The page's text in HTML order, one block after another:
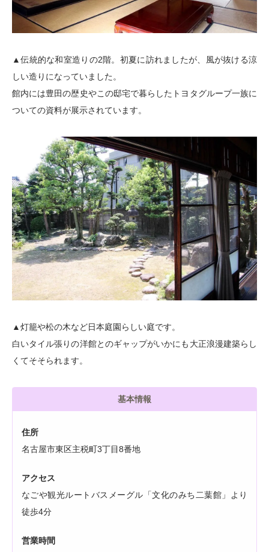
▲伝統的な和室造りの2階。初夏に訪れましたが、風が抜ける涼
しい造りになっていました。
館内には豊田の歴史やこの邸宅で暮らしたトヨタグループ一族に
ついての資料が展示されています。
▲灯籠や松の木など日本庭園らしい庭です。
白いタイル張りの洋館とのギャップがいかにも大正浪漫建築らし
くてそそられます。
基本情報
住所
名古屋市東区主税町3丁目8番地
アクセス
なごや観光ルートバスメーグル「文化のみち二葉館」より
徒歩4分
営業時間